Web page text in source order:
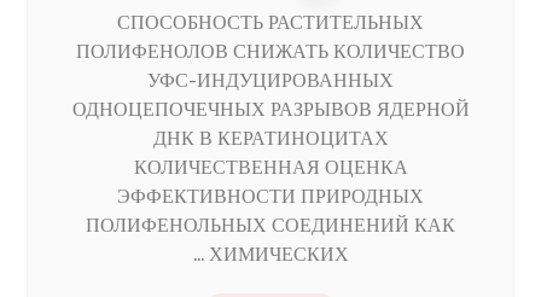
СПОСОБНОСТЬ РАСТИТЕЛЬНЫХ
ПОЛИФЕНОЛОВ СНИЖАТЬ КОЛИЧЕСТВО
УФС-ИНДУЦИРОВАННЫХ
ОДНОЦЕПОЧЕЧНЫХ РАЗРЫВОВ ЯДЕРНОЙ
ДНК В КЕРАТИНОЦИТАХ
КОЛИЧЕСТВЕННАЯ ОЦЕНКА
ЭФФЕКТИВНОСТИ ПРИРОДНЫХ
ПОЛИФЕНОЛЬНЫХ СОЕДИНЕНИЙ КАК
ХИМИЧЕСКИХ ...